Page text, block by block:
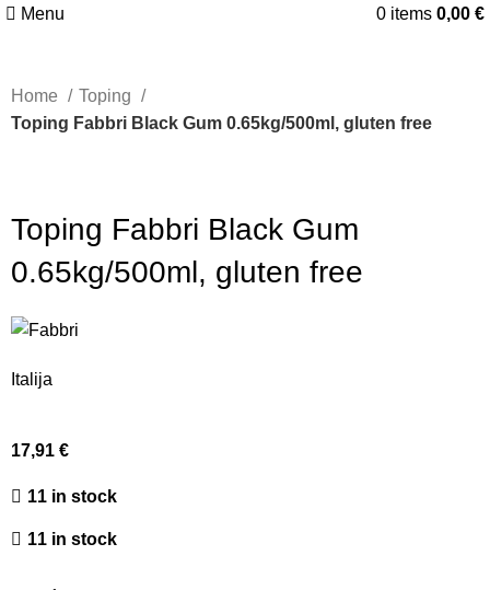
Menu 0 items 0,00 €
Home
Toping
Toping Fabbri Black Gum 0.65kg/500ml, gluten free
Toping Fabbri Black Gum
0.65kg/500ml, gluten free
Italija
17,91€
11 in stock
11 in stock